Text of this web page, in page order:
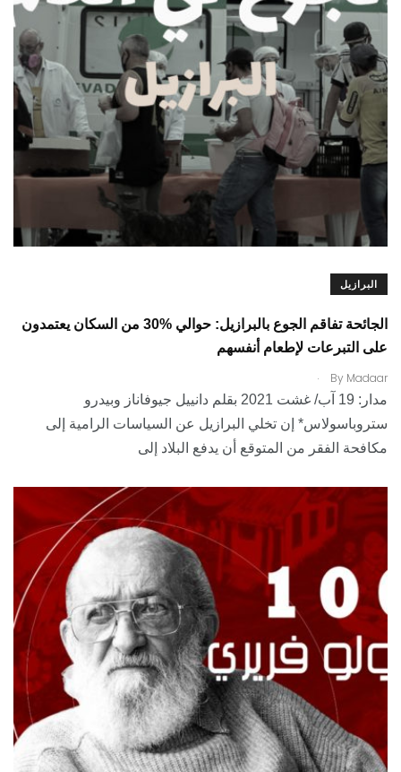
البرازيل
الجائحة تفاقم الجوع بالبرازيل: حوالي %30 من السكان يعتمدون
على التبرعات لإطعام أنفسهم
By Madaar
.
مدار: 19 آب/ غشت 2021 بقلم دانييل جيوفاناز وبيدرو
ستروباسولاس* إن تخلي البرازيل عن السياسات الرامية إلى
مكافحة الفقر من المتوقع أن يدفع البلاد إلى